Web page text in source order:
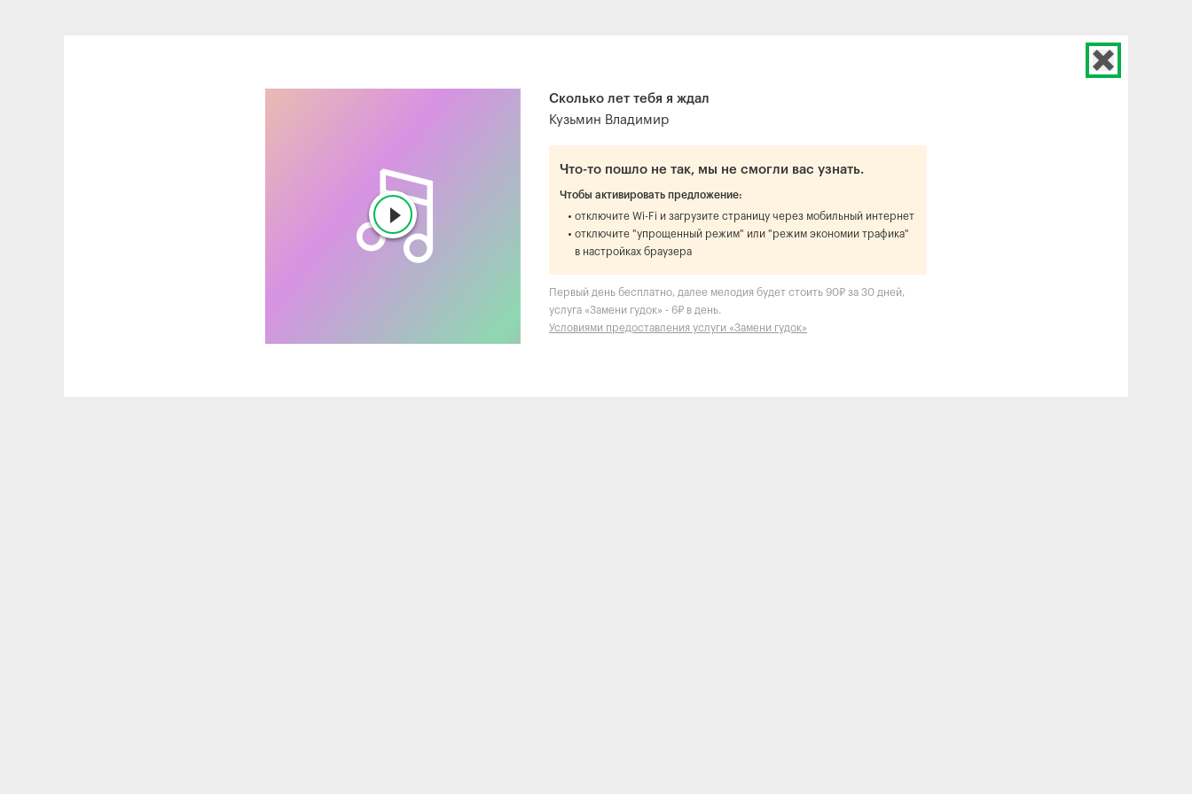
Сколько лет тебя я ждал
Кузьмин Владимир
Что-то пошло не так, мы не смогли вас узнать.
Чтобы активировать предложение:
отключите Wi-Fi и загрузите страницу через мобильный интернет
отключите "упрощенный режим" или "режим экономии трафика"
в настройках браузера
Первый день бесплатно, далее мелодия будет стоить 90₽ за 30 дней,
услуга «Замени гудок» - 6₽ в день.
Условиями предоставления услуги «Замени гудок»